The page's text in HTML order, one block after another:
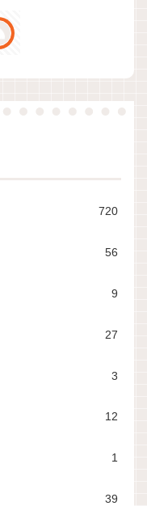
720
56
9
27
3
12
1
39